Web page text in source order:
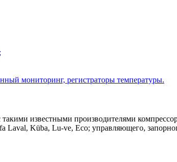
мониторинг, регистраторы температуры.
известными производителями
Laval, Küba, Lu-ve, Eco; управляющего,